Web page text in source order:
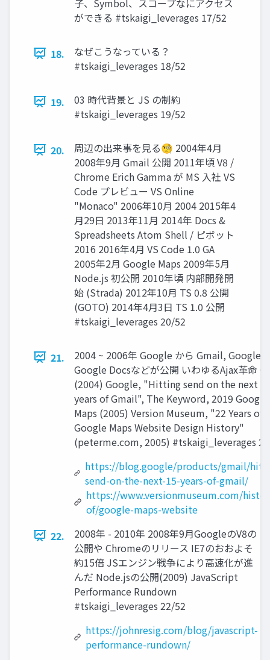
ができる #tskaigi_leverages 17/52
18.
なぜこうなっている？
#tskaigi_leverages 18/52
19.
03 時代背景と JS の制約
#tskaigi_leverages 19/52
20.
周辺の出来事を見る🧐 2004年4⽉
2008年9⽉ Gmail 公開 2011年頃 V8 /
Chrome Erich Gamma が MS ⼊社 VS
Code プレビュー VS Online
"Monaco" 2006年10⽉ 2004 2015年4
⽉29⽇ 2013年11⽉ 2014年 Docs &
Spreadsheets Atom Shell / ピボット
2016 2016年4⽉ VS Code 1.0 GA
2005年2⽉ Google Maps 2009年5⽉
Node.js 初公開 2010年頃 内部開発開
始 (Strada) 2012年10⽉ TS 0.8 公開
(GOTO) 2014年4⽉3⽇ TS 1.0 公開
#tskaigi_leverages 20/52
21.
2004 ~ 2006年 Google から Gmail, Google
Google Docsなどが公開 いわゆるAjax革命
(2004) Google, "Hitting send on the next
years of Gmail", The Keyword, 2019 Google
Maps (2005) Version Museum, "22 Years of
Google Maps Website Design History"
(peterme.com, 2005) #tskaigi_leverages
https://blog.google/products/gmail/
send-on-the-next-15-years-of-gmail/
https://www.versionmuseum.com/
of/google-maps-website
22.
2008年 - 2010年 2008年9月GoogleのV8の
公開や Chromeのリリース IE7のおおよそ
約15倍 JSエンジン戦争により高速化が進
んだ Node.jsの公開(2009) JavaScript
Performance Rundown
#tskaigi_leverages 22/52
https://johnresig.com/blog/javascript-
performance-rundown/